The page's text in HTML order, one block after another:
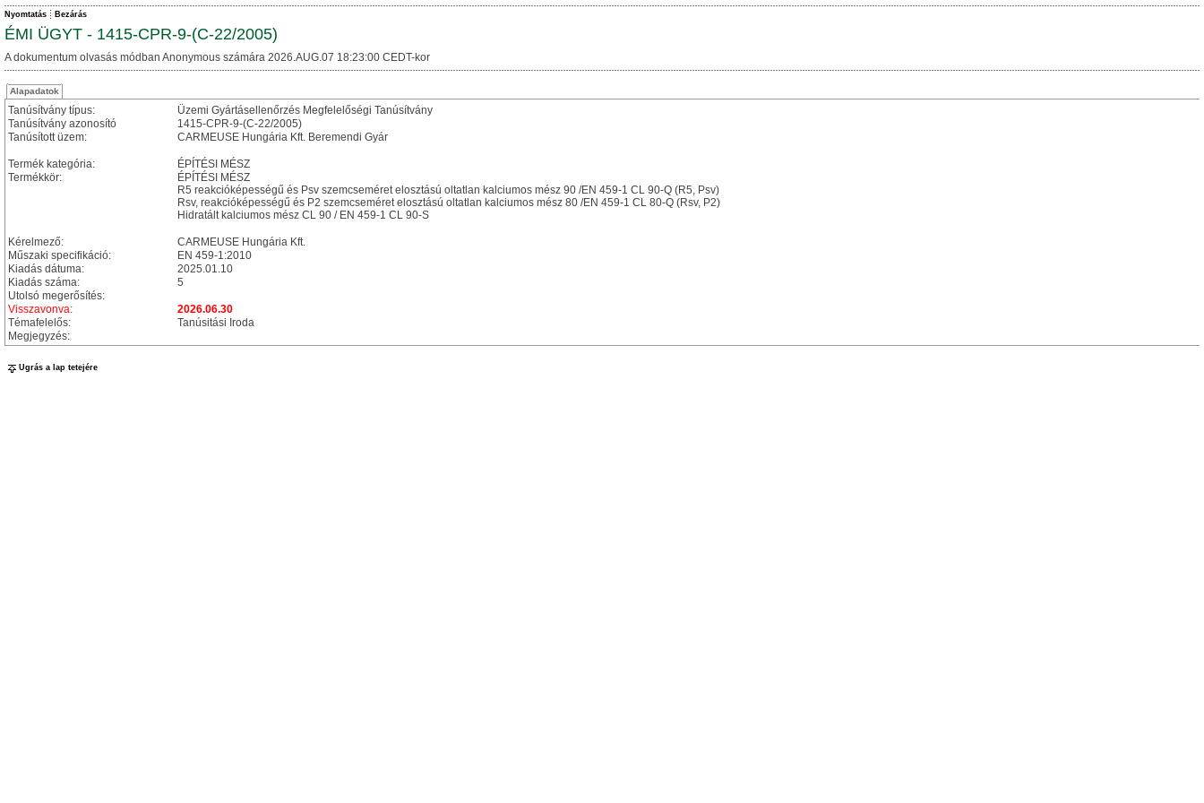
Nyomtatás Bezárás
ÉMI ÜGYT - 1415-CPR-9-(C-22/2005)
A dokumentum olvasás módban Anonymous számára 2026.AUG.07 18:23:00 CEDT-kor
Alapadatok
Tanúsítvány típus:
Üzemi Gyártásellenőrzés Megfelelőségi Tanúsítvány
Tanúsítvány azonosító
1415-CPR-9-(C-22/2005)
Tanúsított üzem:
CARMEUSE Hungária Kft. Beremendi Gyár
Termék kategória:
ÉPÍTÉSI MÉSZ
Termékkör:
ÉPÍTÉSI MÉSZ
R5 reakcióképességű és Psv szemcseméret elosztású oltatlan kalciumos mész 90 /EN 459-1 CL 90-Q (R5, Psv)
Rsv, reakcióképességű és P2 szemcseméret elosztású oltatlan kalciumos mész 80 /EN 459-1 CL 80-Q (Rsv, P2)
Hidratált kalciumos mész CL 90 / EN 459-1 CL 90-S
Kérelmező:
CARMEUSE Hungária Kft.
Műszaki specifikáció:
EN 459-1:2010
Kiadás dátuma:
2025.01.10
Kiadás száma:
5
Utolsó megerősítés:
Visszavonva:
2026.06.30
Témafelelős:
Tanúsitási Iroda
Megjegyzés:
Ugrás a lap tetejére